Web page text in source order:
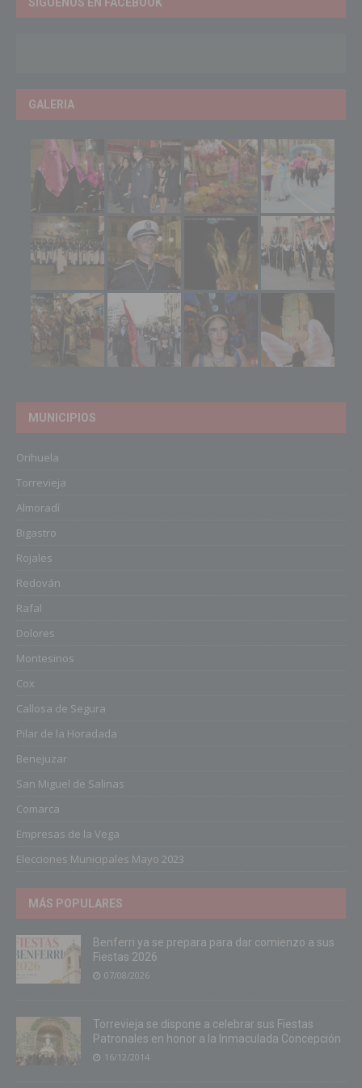
SÍGUENOS EN FACEBOOK
GALERIA
MUNICIPIOS
Orihuela
Torrevieja
Almoradí
Bigastro
Rojales
Redován
Rafal
Dolores
Montesinos
Cox
Callosa de Segura
Pilar de la Horadada
Benejuzar
San Miguel de Salinas
Comarca
Empresas de la Vega
Elecciones Municipales Mayo 2023
MÁS POPULARES
Benferri ya se prepara para dar comienzo a sus
Fiestas 2026
07/08/2026
Torrevieja se dispone a celebrar sus Fiestas
Patronales en honor a la Inmaculada Concepción
16/12/2014